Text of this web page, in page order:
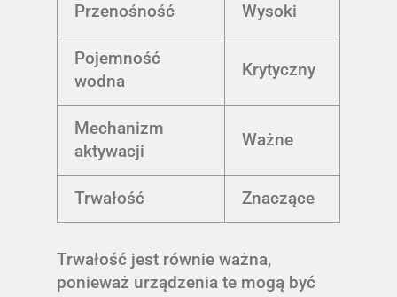
Przenośność Wysoki
Pojemność
wodna
Krytyczny
Mechanizm
aktywacji
Ważne
Trwałość Znaczące
Trwałość jest równie ważna,
ponieważ urządzenia te mogą być